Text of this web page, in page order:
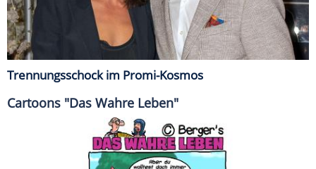
Trennungsschock im Promi-Kosmos
Cartoons "Das Wahre Leben"